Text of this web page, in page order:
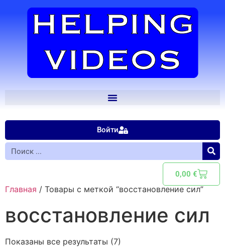
Войти
0,00 €
Главная / Товары с меткой “восстановление сил”
восстановление сил
Показаны все результаты (7)